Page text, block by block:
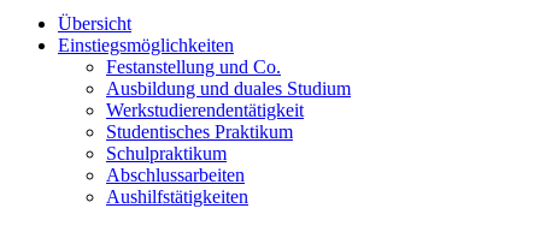
Übersicht
Einstiegsmöglichkeiten
Festanstellung und Co.
Ausbildung und duales Studium
Werkstudierendentätigkeit
Studentisches Praktikum
Schulpraktikum
Abschlussarbeiten
Aushilfstätigkeiten